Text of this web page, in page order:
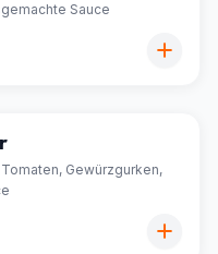
Sauce
Gewürzgurken,